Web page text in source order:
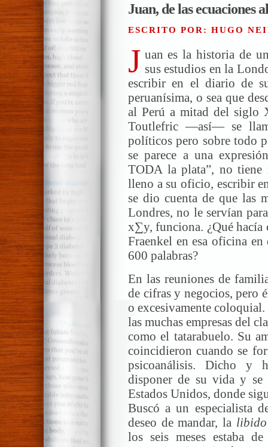
Juan, de las ecuaciones
ESCRITO POR: HUGO
J uan es la historia de
sus estudios en la
escribir en el diario de
peruanísima, o sea que
al Perú a mitad del
Toutlefric —así— se
políticos pero sobre todo
se parece a una
TODA la plata”, no tiene
lleno a su oficio, escribir
se dio cuenta de que las
Londres, no le servían
x∑y, funciona. ¿Qué hacía
Fraenkel en esa oficina
600 palabras?
En las reuniones de
de cifras y negocios, pero
o excesivamente
las muchas empresas del
como el tatarabuelo. Su
coincidieron cuando se
psicoanálisis. Dicho y
disponer de su vida y
Estados Unidos, donde
Buscó a un especialista
deseo de mandar, la
los seis meses estaba